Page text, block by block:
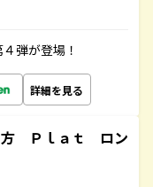
弾が登場！
詳細を見る
方 Ｐｌａｔ ロン